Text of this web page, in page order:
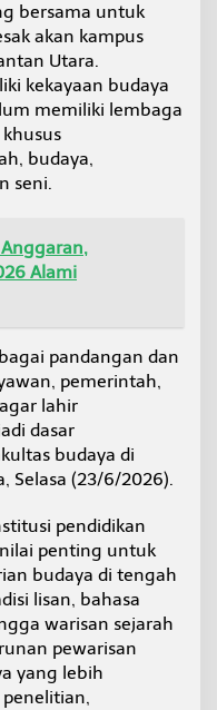
bersama untuk
akan kampus
Utara.
kekayaan budaya
memiliki lembaga
budaya,
seni.
Alami
pandangan dan
pemerintah,
lahir
dasar
budaya di
Selasa (23/6/2026).
pendidikan
penting untuk
budaya di tengah
lisan, bahasa
warisan sejarah
pewarisan
yang lebih